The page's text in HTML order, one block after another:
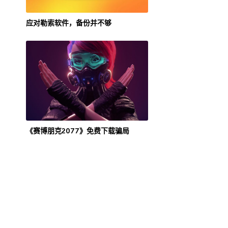
应对勒索软件，备份并不够
《赛博朋克2077》免费下载骗局